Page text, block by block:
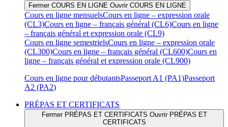
Fermer COURS EN LIGNE Ouvrir COURS EN LIGNE
Cours en ligne mensuelsCours en ligne – expression orale
(CL3)Cours en ligne – français général (CL6)Cours en ligne
– français général et expression orale (CL9)
Cours en ligne semestrielsCours en ligne – expression orale
(CL300)Cours en ligne – français général (CL600)Cours en
ligne – français général et expression orale (CL900)
Cours en ligne pour débutantsPasseport A1 (PA1)Passeport
A2 (PA2)
PRÉPAS ET CERTIFICATS
Fermer PRÉPAS ET CERTIFICATS Ouvrir PRÉPAS ET
CERTIFICATS